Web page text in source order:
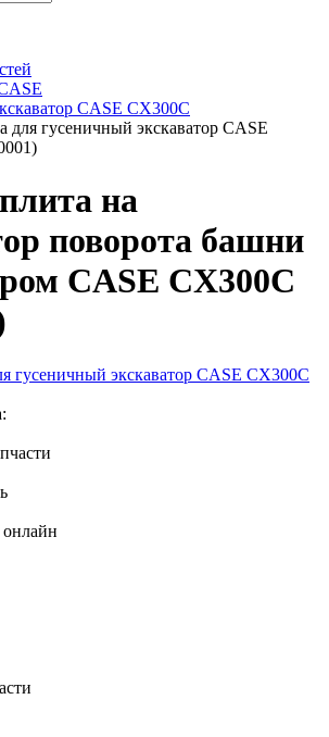
CASE CX300C
для гусеничный экскаватор CASE
на
поворота башни
CASE CX300C
онлайн